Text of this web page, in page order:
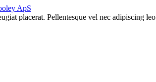
placerat. Pellentesque vel nec adipiscing leo